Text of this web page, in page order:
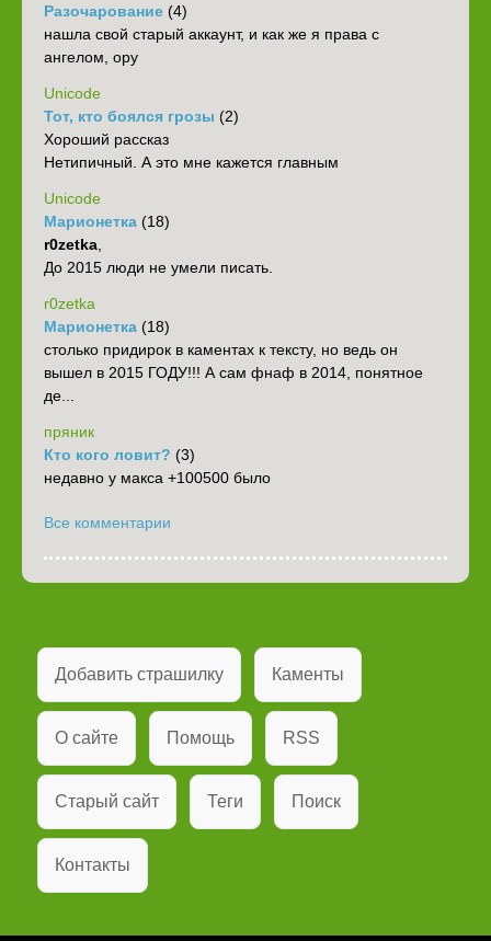
Разочарование (4)
нашла свой старый аккаунт, и как же я права с
ангелом, ору
Unicode
Тот, кто боялся грозы (2)
Хороший рассказ
Нетипичный. А это мне кажется главным
Unicode
Марионетка (18)
r0zetka
До 2015 люди не умели писать.
r0zetka
Марионетка (18)
столько придирок в каментах к тексту, но ведь он
вышел в 2015 ГОДУ!!! А сам фнаф в 2014, понятное
де...
пряник
Кто кого ловит? (3)
недавно у макса +100500 было
Все комментарии
Добавить страшилку Каменты
О сайте Помощь RSS
Старый сайт Теги Поиск
Контакты